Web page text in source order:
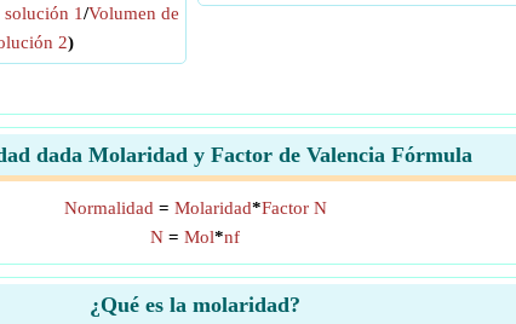
1/Volumen de
2)
dada Molaridad y Factor de Valencia Fórmula
Normalidad = Molaridad*Factor N
N = Mol*nf
¿Qué es la molaridad?